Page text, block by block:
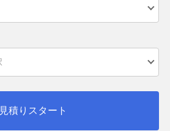
見積りスタート